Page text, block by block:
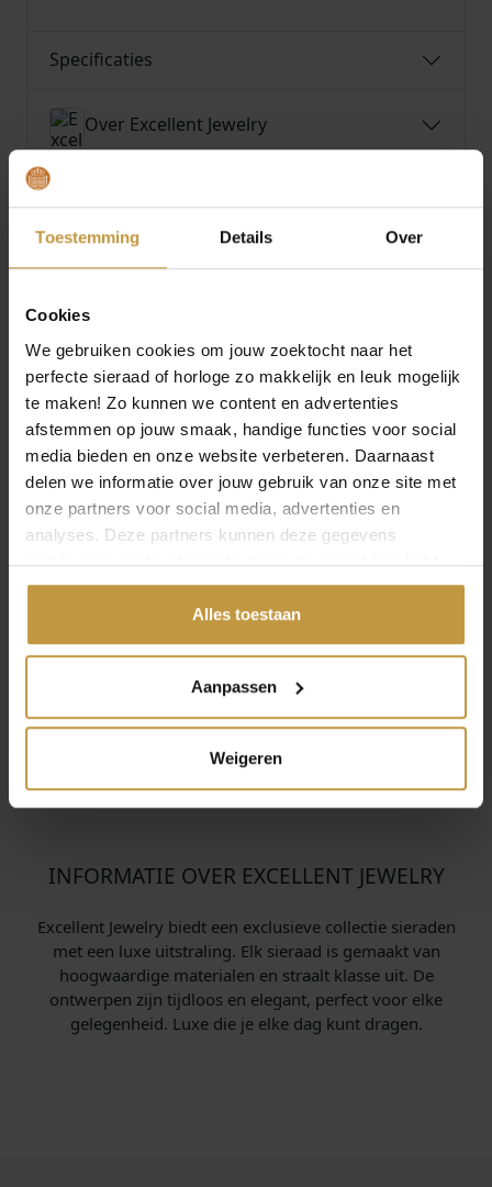
Toestemming Details Over
Cookies
We gebruiken cookies om jouw zoektocht naar het
perfecte sieraad of horloge zo makkelijk en leuk mogelijk
te maken! Zo kunnen we content en advertenties
afstemmen op jouw smaak, handige functies voor social
media bieden en onze website verbeteren. Daarnaast
delen we informatie over jouw gebruik van onze site met
onze partners voor social media, advertenties en
analyses. Deze partners kunnen deze gegevens
combineren met andere informatie die je met hen hebt
gedeeld of die ze hebben verzameld via jouw gebruik van
Alles toestaan
Aanpassen
Weigeren
Specificaties
Over Excellent Jewelry
EXCELLENT JEWELRY
OORBELLEN OB128222
GEELGOUD ZIRKONIA
…
Direct leverbaar, 1
werkdag
EXCELLENT JEWELRY
OORBELLEN OR407616
BICOLOR
werkdag
INFORMATIE OVER EXCELLENT JEWELRY
Excellent Jewelry biedt een exclusieve collectie sieraden
met een luxe uitstraling. Elk sieraad is gemaakt van
hoogwaardige materialen en straalt klasse uit. De
ontwerpen zijn tijdloos en elegant, perfect voor elke
gelegenheid. Luxe die je elke dag kunt dragen.